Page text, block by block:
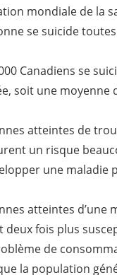
mondiale de la
se suicide
Canadiens se
soit une moyenne
atteintes de
un risque
une maladie
atteintes d’une
deux fois plus
de
la population